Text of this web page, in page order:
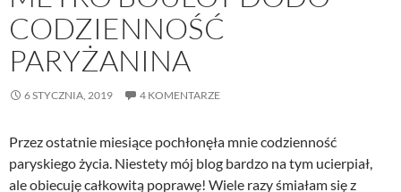
CODZIENNOŚĆ
PARYŻANINA
6 STYCZNIA, 2019 4 KOMENTARZE
Przez ostatnie miesiące pochłonęła mnie codzienność
paryskiego życia. Niestety mój blog bardzo na tym ucierpiał,
ale obiecuję całkowitą poprawę! Wiele razy śmiałam się z